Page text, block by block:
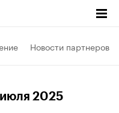
Новости партнеров
июля 2025